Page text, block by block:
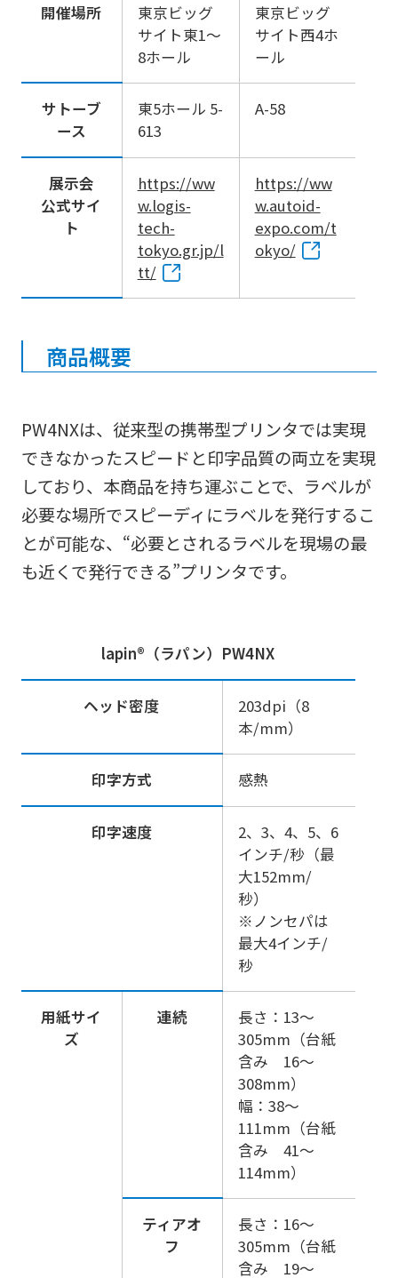
開催場所
東京ビッグ
サイト東1～
8ホール
東京ビッグ
サイト西4ホ
ール
サトーブ
ース
東5ホール 5-
613
A-58
展示会
公式サイ
ト
https://ww
w.logis-
tech-
tokyo.gr.jp/l
tt/
https://ww
w.autoid-
expo.com/t
okyo/
商品概要
PW4NXは、従来型の携帯型プリンタでは実現
できなかったスピードと印字品質の両立を実現
しており、本商品を持ち運ぶことで、ラベルが
必要な場所でスピーディにラベルを発行するこ
とが可能な、“必要とされるラベルを現場の最
も近くで発行できる”プリンタです。
lapin®（ラパン）PW4NX
ヘッド密度
203dpi（8
本/mm）
印字方式 感熱
印字速度
2、3、4、5、6
インチ/秒（最
大152mm/
秒）
※ノンセパは
最大4インチ/
秒
用紙サイ
ズ
連続
長さ：13～
305mm（台紙
含み 16～
308mm）
幅：38～
111mm（台紙
含み 41～
114mm）
ティアオ
フ
長さ：16～
305mm（台紙
含み 19～